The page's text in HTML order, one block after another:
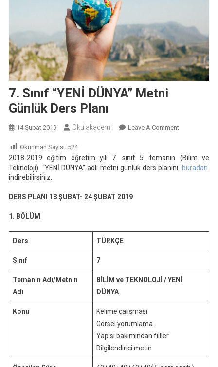
7. Sınıf “YENİ DÜNYA” Metni
Günlük Ders Planı
14 Şubat 2019 Okulakademi Leave A CommentOn
“YENİ
DÜNYA”
Okunman Sayısı: 524
2018-2019 eğitim öğretim yılı 7. sınıf 5. temanın (Bilim ve
Teknoloji) “YENİ DÜNYA” adlı metni günlük ders planını
buradan
indirebilirsiniz.
DERS PLANI 18 ŞUBAT- 24 ŞUBAT 2019
1. BÖLÜM
Ders TÜRKÇE
Sınıf 7
Temanın Adı/Metnin
Adı
BİLİM ve TEKNOLOJİ / YENİ
DÜNYA
Konu
Kelime çalışması
Görsel yorumlama
Yapısı bakımından fiiller
Bilgilendirici metin